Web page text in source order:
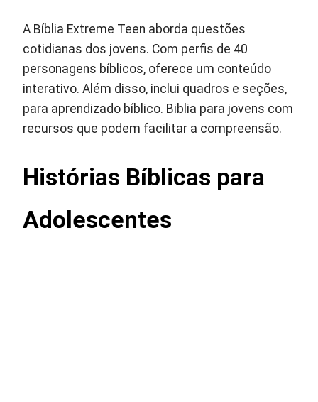
A Bíblia Extreme Teen aborda questões
cotidianas dos jovens. Com perfis de 40
personagens bíblicos, oferece um conteúdo
interativo. Além disso, inclui quadros e seções,
para aprendizado bíblico. Biblia para jovens com
recursos que podem facilitar a compreensão.
Histórias Bíblicas para
Adolescentes